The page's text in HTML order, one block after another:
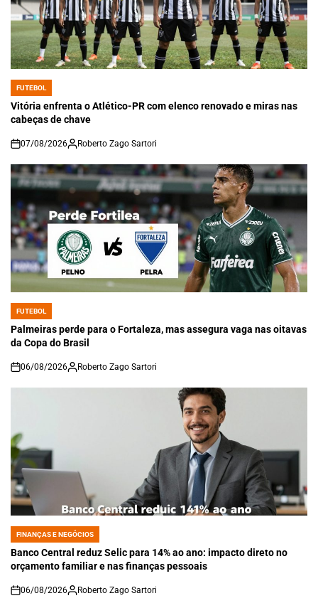
POSTED
IN
FUTEBOL
Vitória enfrenta o Atlético-PR com elenco renovado e miras nas
cabeças de chave
on
07/08/2026 Roberto Zago Sartori
POSTED
IN
FUTEBOL
Palmeiras perde para o Fortaleza, mas assegura vaga nas oitavas
da Copa do Brasil
on
06/08/2026 Roberto Zago Sartori
POSTED
IN
FINANÇAS E NEGÓCIOS
Banco Central reduz Selic para 14% ao ano: impacto direto no
orçamento familiar e nas finanças pessoais
on
06/08/2026 Roberto Zago Sartori